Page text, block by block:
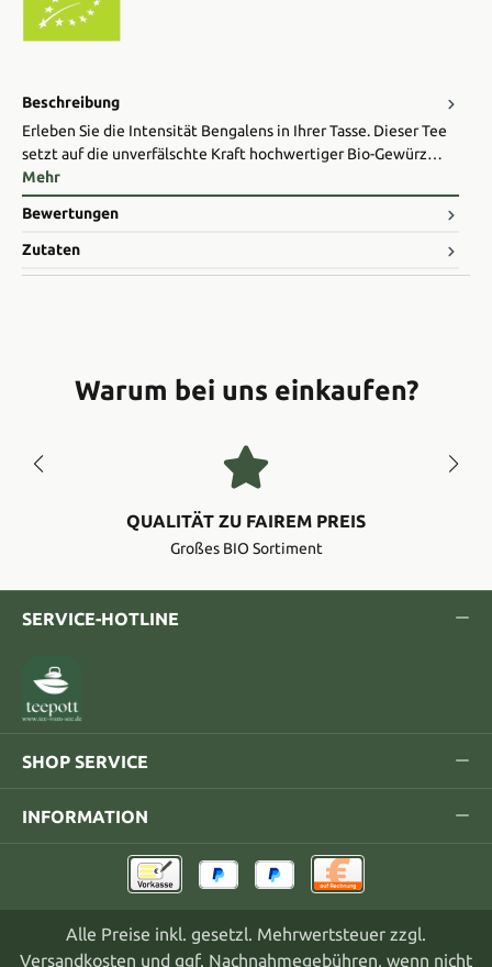
Beschreibung
Erleben Sie die Intensität Bengalens in Ihrer Tasse. Dieser Tee
setzt auf die unverfälschte Kraft hochwertiger Bio-Gewürz…
Mehr
Bewertungen
Zutaten
Warum bei uns einkaufen?
QUALITÄT ZU FAIREM PREIS
Großes BIO Sortiment
SERVICE-HOTLINE
SHOP SERVICE
INFORMATION
Alle Preise inkl. gesetzl. Mehrwertsteuer zzgl.
Versandkosten und ggf. Nachnahmegebühren, wenn nicht